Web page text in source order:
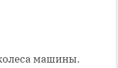
машины.